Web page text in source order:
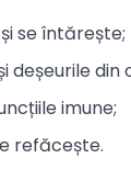
se întărește;
deșeurile din
imune;
refăcește.